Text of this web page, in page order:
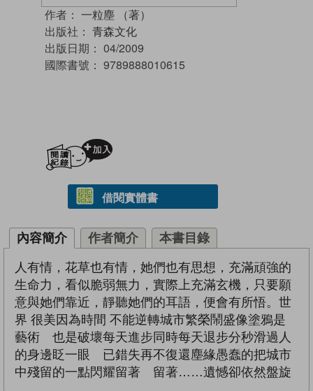
作者： 一粒塵 （著）
出版社： 青森文化
出版日期： 04/2009
國際書號： 9789888010615
借閱實體書
內容簡介 作者簡介 本書目錄
人有情，花草也有情，她們也有思想，充滿頑強的
生命力，看似脆弱無力，實際上充滿玄機，只要願
意與她們靠近，靜聽她們的耳語，便會有所悟。世
界 很美因為時間 不能逆轉城市繁榮鬧盛像塗鴉是
藝術 也是破壞每天進步同時每天退步分秒滑過人
的身邊眨一眼 已錯失再不復還塵緣愚蠢的把城市
中殘留的一點閃耀留著 留著……遺憾卻依然盤旋